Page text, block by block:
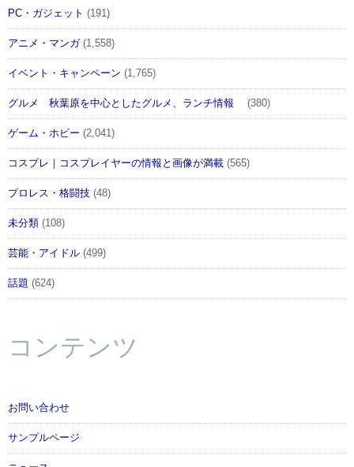
PC・ガジェット (191)
アニメ・マンガ(1,558)
イベント・キャンペーン (1,765)
グルメ 秋葉原を中心としたグルメ、ランチ情報 (380)
ゲーム・ホビー (2,041)
コスプレ｜コスプレイヤーの情報と画像が満載 (565)
プロレス・格闘技 (48)
未分類 (108)
芸能・アイドル (499)
話題 (624)
コンテンツ
お問い合わせ
サンプルページ